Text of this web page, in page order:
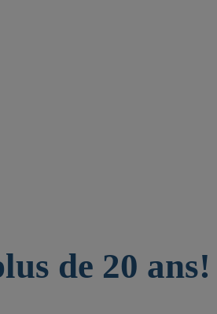
de 20 ans!